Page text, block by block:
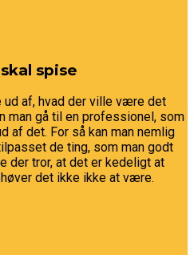
spise
ud af, hvad der ville være det
man gå til en professionel, som
af det. For så kan man nemlig
de ting, som man godt
der tror, at det er kedeligt at
det ikke ikke at være.